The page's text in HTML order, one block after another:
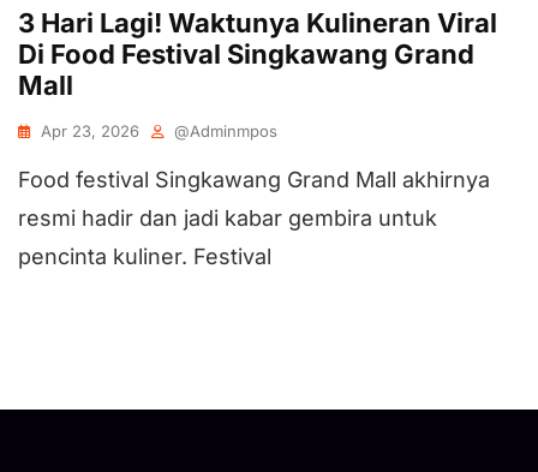
3 Hari Lagi! Waktunya Kulineran Viral
Di Food Festival Singkawang Grand
Mall
Apr 23, 2026 @adminmpos
Food festival Singkawang Grand Mall akhirnya
resmi hadir dan jadi kabar gembira untuk
pencinta kuliner. Festival